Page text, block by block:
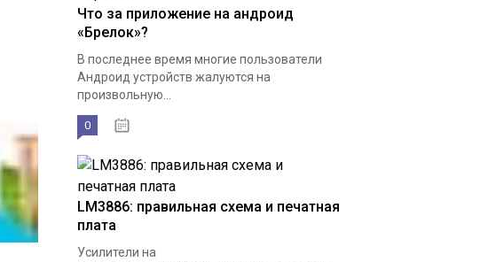
Что за приложение на андроид
«Брелок»?
В последнее время многие пользователи
Андроид устройств жалуются на
произвольную...
0
LM3886: правильная схема и печатная
плата
Усилители на